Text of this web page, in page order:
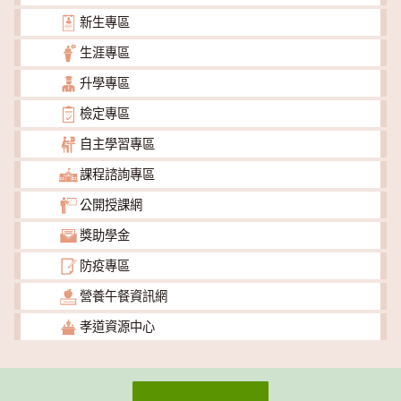
新生專區
生涯專區
升學專區
檢定專區
自主學習專區
課程諮詢專區
公開授課網
獎助學金
防疫專區
營養午餐資訊網
孝道資源中心